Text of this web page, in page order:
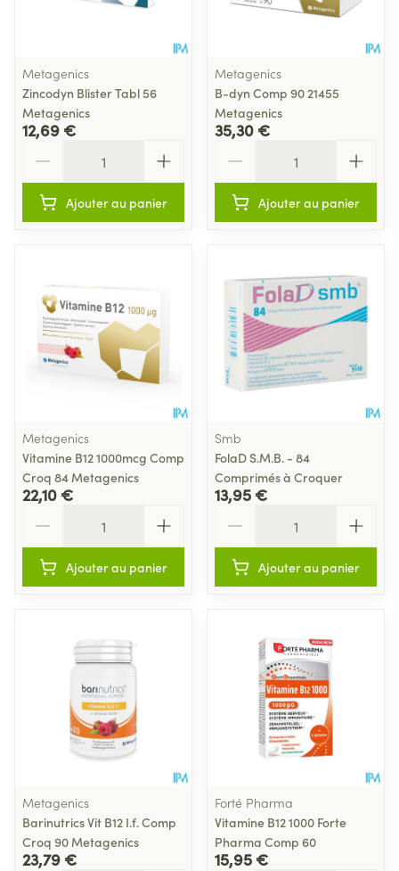
Metagenics
Zincodyn Blister Tabl 56
Metagenics
12,69 €
Ajouter au panier
Metagenics
B-dyn Comp 90 21455
Metagenics
35,30 €
Ajouter au panier
Metagenics
Vitamine B12 1000mcg Comp
Croq 84 Metagenics
22,10 €
Ajouter au panier
Smb
FolaD S.M.B. - 84
Comprimés à Croquer
13,95 €
Ajouter au panier
Metagenics
Barinutrics Vit B12 I.f. Comp
Croq 90 Metagenics
23,79 €
Forté Pharma
Vitamine B12 1000 Forte
Pharma Comp 60
15,95 €